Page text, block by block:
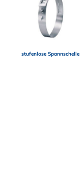
stufenlose Spannschelle